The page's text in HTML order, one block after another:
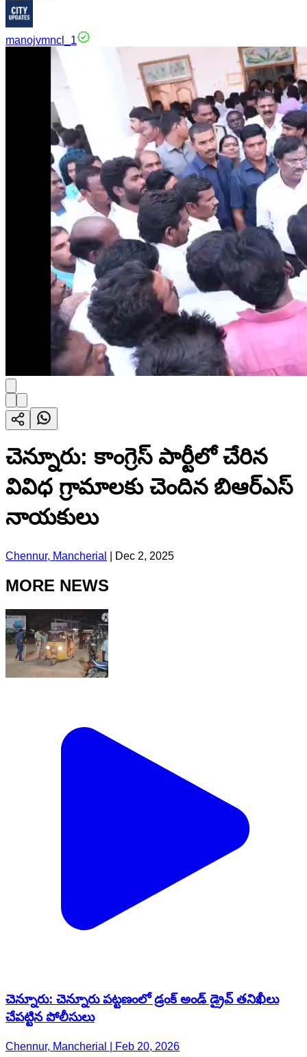
manojvmncl_1
చెన్నూరు: కాంగ్రెస్ పార్టీలో చేరిన
వివిధ గ్రామాలకు చెందిన బిఆర్ఎస్
నాయకులు
Chennur, Mancherial Dec 2, 2025
MORE NEWS
చెన్నూరు: చెన్నూరు పట్టణంలో డ్రంక్ అండ్ డ్రైవ్ తనిఖీలు
చేపట్టిన పోలీసులు
Chennur, Mancherial | Feb 20, 2026